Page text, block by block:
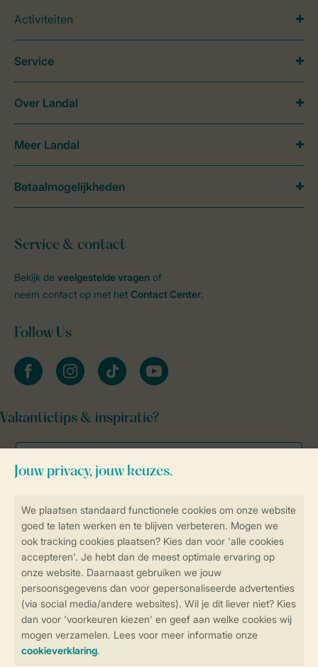
Controle over jouw gegevens &
Veilig en snel online boeken
Veilige gegevensoverdracht
Veilige betaling
Activiteiten
Service & contact
Bekijk de veelgestelde vragen of
neem contact op met het Contact Center.
Follow Us
facebookinstagramtiktok youtube
Vakantietips & inspiratie?
Service
Over Landal
Meer Landal
Betaalmogelijkheden